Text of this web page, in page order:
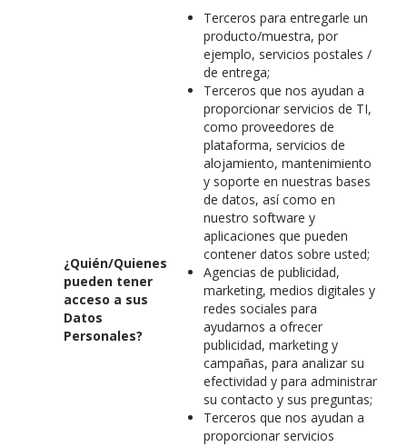
¿Quién/Quienes
pueden tener
acceso a sus
Datos
Personales?
Terceros para entregarle un
producto/muestra, por
ejemplo, servicios postales /
de entrega;
Terceros que nos ayudan a
proporcionar servicios de TI,
como proveedores de
plataforma, servicios de
alojamiento, mantenimiento
y soporte en nuestras bases
de datos, así como en
nuestro software y
aplicaciones que pueden
contener datos sobre usted;
Agencias de publicidad,
marketing, medios digitales y
redes sociales para
ayudarnos a ofrecer
publicidad, marketing y
campañas, para analizar su
efectividad y para administrar
su contacto y sus preguntas;
Terceros que nos ayudan a
proporcionar servicios